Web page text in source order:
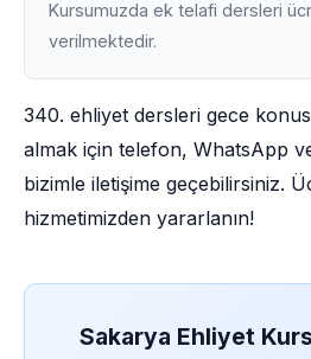
Kursumuzda ek telafi dersleri
verilmektedir.
340. ehliyet dersleri gece
almak için telefon, WhatsApp
bizimle iletişime geçebilirsiniz.
hizmetimizden yararlanın!
Sakarya Ehliyet